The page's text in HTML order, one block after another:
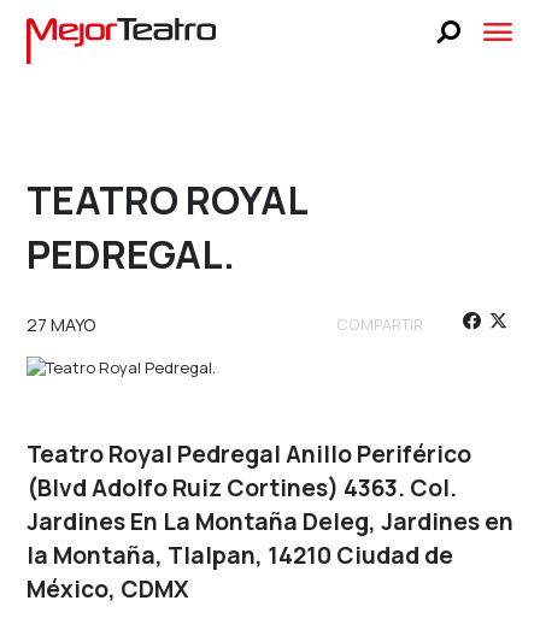
FAQS
LUCKY STAGE
NOSOTROS
TEATRO LIBANÉS
VENTA A GRUPOS
BUSCA TUS BOLETOS
BUSCA TUS BOLETOS
SELECCIONA UNA FECHA
FECHA
TEATRO ROYAL
PEDREGAL.
27 MAYO COMPARTIR
Teatro Royal Pedregal Anillo Periférico
(Blvd Adolfo Ruiz Cortines) 4363. Col.
Jardines En La Montaña Deleg, Jardines en
la Montaña, Tlalpan, 14210 Ciudad de
México, CDMX